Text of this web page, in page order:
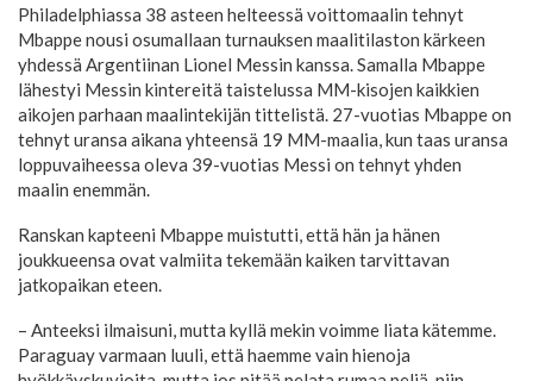
Philadelphiassa 38 asteen helteessä voittomaalin tehnyt
Mbappe nousi osumallaan turnauksen maalitilaston kärkeen
yhdessä Argentiinan Lionel Messin kanssa. Samalla Mbappe
lähestyi Messin kintereitä taistelussa MM-kisojen kaikkien
aikojen parhaan maalintekijän tittelistä. 27-vuotias Mbappe on
tehnyt uransa aikana yhteensä 19 MM-maalia, kun taas uransa
loppuvaiheessa oleva 39-vuotias Messi on tehnyt yhden
maalin enemmän.
Ranskan kapteeni Mbappe muistutti, että hän ja hänen
joukkueensa ovat valmiita tekemään kaiken tarvittavan
jatkopaikan eteen.
– Anteeksi ilmaisuni, mutta kyllä mekin voimme liata kätemme.
Paraguay varmaan luuli, että haemme vain hienoja